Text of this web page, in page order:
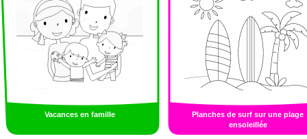
Vacances en famille
Planches de surf sur une plage
ensoleillée